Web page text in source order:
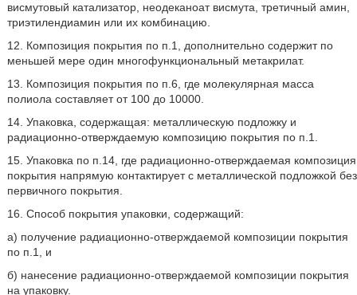
висмутовый катализатор, неодеканоат висмута, третичный амин,
триэтилендиамин или их комбинацию.
12. Композиция покрытия по п.1, дополнительно содержит по
меньшей мере один многофункциональный метакрилат.
13. Композиция покрытия по п.6, где молекулярная масса
полиола составляет от 100 до 10000.
14. Упаковка, содержащая: металлическую подложку и
радиационно-отверждаемую композицию покрытия по п.1.
15. Упаковка по п.14, где радиационно-отверждаемая композиция
покрытия напрямую контактирует с металлической подложкой без
первичного покрытия.
16. Способ покрытия упаковки, содержащий:
a) получение радиационно-отверждаемой композиции покрытия
по п.1, и
б) нанесение радиационно-отверждаемой композиции покрытия
на упаковку.